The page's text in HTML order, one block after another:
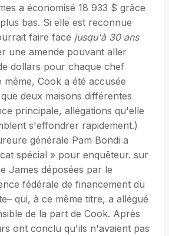
a économisé 18 933 $ grâce
bas. Si elle est reconnue
faire face jusqu'à 30 ans
une amende pouvant aller
dollars pour chaque chef
Cook a été accusée
deux maisons différentes
principale, allégations qu'elle
s'effondrer rapidement.)
générale Pam Bondi a
spécial » pour enquêteur. sur
James déposées par le
fédérale de financement du
qui, à ce même titre, a allégué
de la part de Cook. Après
ont conclu qu'ils n'avaient pas